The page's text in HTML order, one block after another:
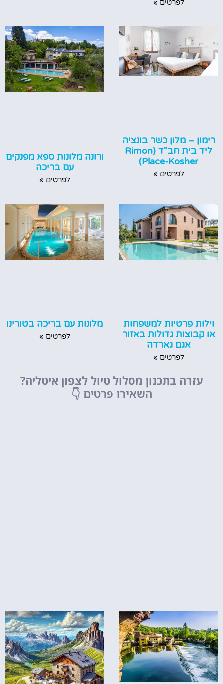
לפרטים »
רימון – מלון כשר בונציה
ליד בית חב"ד (Rimon
Place-Kosher)
לפרטים »
ורונה מלונות ספא מפנקים
עם בריכה
לפרטים »
וילות פרטיות למשפחות
או קבוצות גדולות באזור
אגם גארדה
לפרטים »
מלונות עם בריכה בטורינו
לפרטים »
עזרה בתכנון מסלול טיול לצפון איטליה?
השאירו פרטים 👇